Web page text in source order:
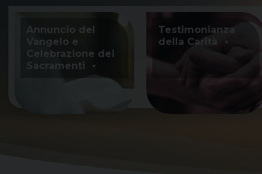
content
Annuncio del
Vangelo e
Celebrazione dei
Sacramenti
Testimonianza
della Carità